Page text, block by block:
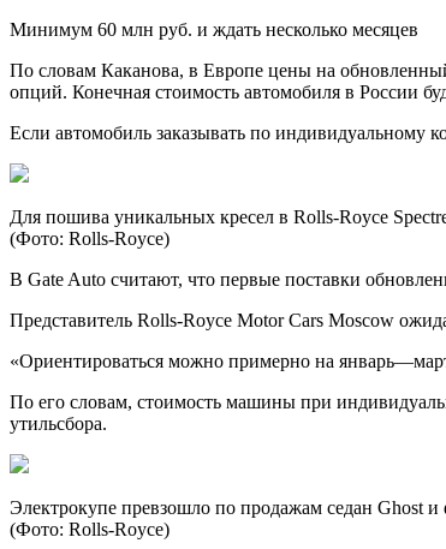
Минимум 60 млн руб. и ждать несколько месяцев
По словам Каканова, в Европе цены на
опций. Конечная стоимость автомобиля в России
Если автомобиль заказывать по индивидуальному
Для пошива уникальных кресел в Rolls-Royce
(Фото: Rolls-Royce)
В Gate Auto считают, что первые поставки
Представитель Rolls-Royce Motor Cars Moscow
«Ориентироваться можно примерно на
По его словам, стоимость машины при
утильсбора.
Электрокупе превзошло по продажам седан Ghost
(Фото: Rolls-Royce)